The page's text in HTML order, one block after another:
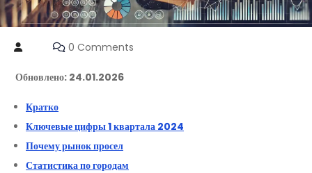
0 Comments
Обновлено: 24.01.2026
Кратко
Ключевые цифры 1 квартала 2024
Почему рынок просел
Статистика по городам